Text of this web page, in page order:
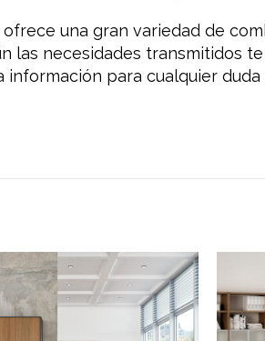
una gran variedad de
las necesidades transmitidos
información para cualquier duda